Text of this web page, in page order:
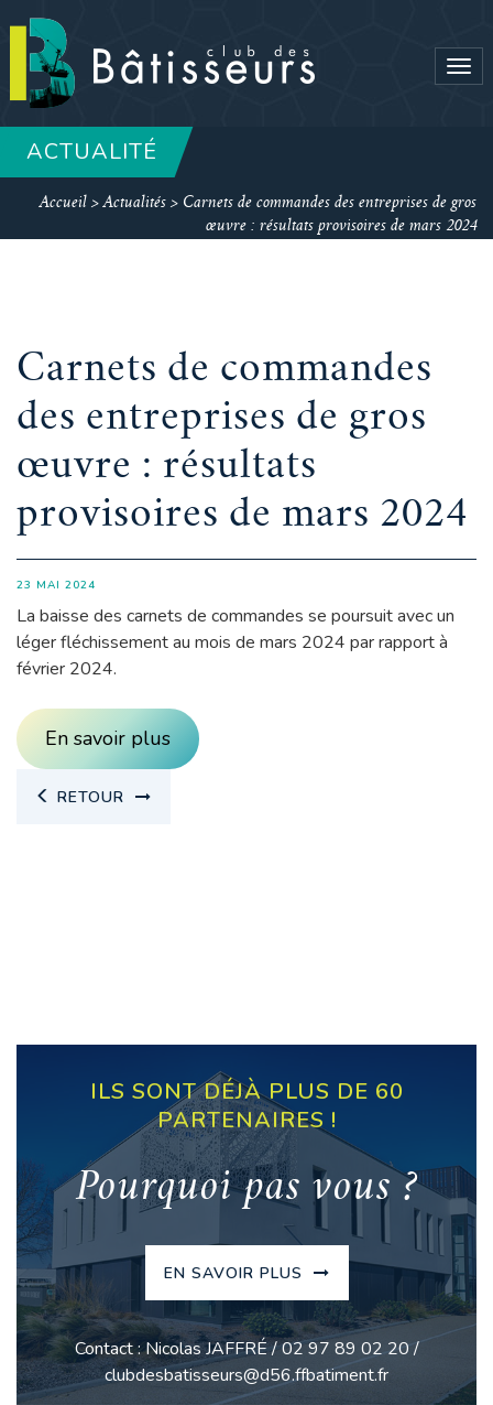
ACTUALITÉ
Accueil >Actualités > Carnets de commandes des entreprises de gros
œuvre : résultats provisoires de mars 2024
Carnets de commandes
des entreprises de gros
œuvre : résultats
provisoires de mars 2024
23 MAI 2024
La baisse des carnets de commandes se poursuit avec un
léger fléchissement au mois de mars 2024 par rapport à
février 2024.
En savoir plus
RETOUR
ILS SONT DÉJÀ PLUS DE 60
PARTENAIRES !
Pourquoi pas vous ?
EN SAVOIR PLUS
Contact : Nicolas JAFFRÉ / 02 97 89 02 20 /
clubdesbatisseurs@d56.ffbatiment.fr